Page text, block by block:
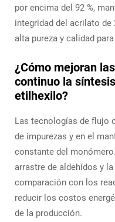
por encima del 92 %,
integridad del acrilato de
alta pureza y calidad
¿Cómo mejoran
continuo la
etilhexilo?
Las tecnologías de flujo
de impurezas y en el
constante del
arrastre de aldehídos y
comparación con los
reducir los costos
de la producción.